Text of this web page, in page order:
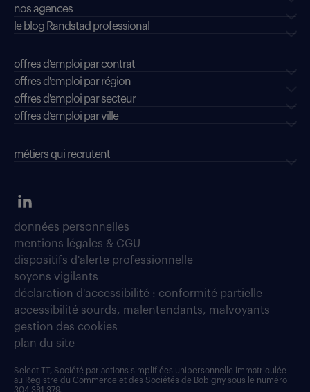
nos agences
le blog Randstad professional
offres d'emploi par contrat
offres d'emploi par région
offres d'emploi par secteur
offres d’emploi par ville
métiers qui recrutent
données personnelles
mentions légales & CGU
dispositifs d'alerte professionnelle
soyons vigilants
déclaration d'accessibilité : conformité partielle
accessibilité sourds, malentendants, malvoyants
gestion des cookies
plan du site
Select TT, Société par actions simplifiées unipersonnelle immatriculée
au Registre du Commerce et des Sociétés de Bobigny sous le numéro
304 381 379.